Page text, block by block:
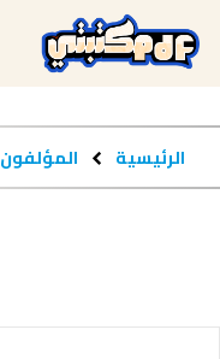
الرئيسية المؤلفون